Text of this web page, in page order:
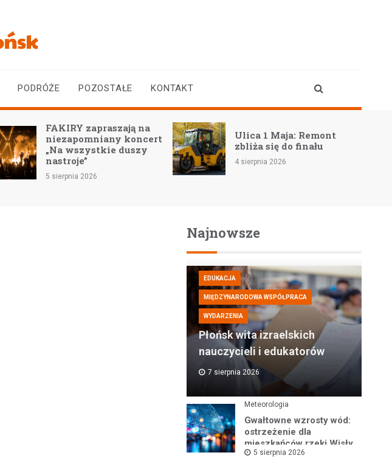
PODRÓŻE POZOSTAŁE KONTAKT
FAKIRY zapraszają na
niezapomniany koncert
„Na wszystkie duszy
nastroje”
5 sierpnia 2026
Ulica 1 Maja: Remont
zbliża się do finału
4 sierpnia 2026
Najnowsze
EDUKACJA
MIĘDZYNARODOWA WSPÓŁPRACA
WYDARZENIA
Płońsk wita izraelskich
nauczycieli i edukatorów
7 sierpnia 2026
Meteorologia
Gwałtowne wzrosty wód:
ostrzeżenie dla
mieszkańców rzeki Wisły
i okolic
5 sierpnia 2026